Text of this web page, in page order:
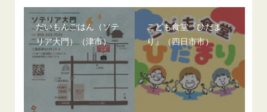
だいもんごはん（ソテ
リア大門）（津市）
こども食堂『ひだま
り』（四日市市）